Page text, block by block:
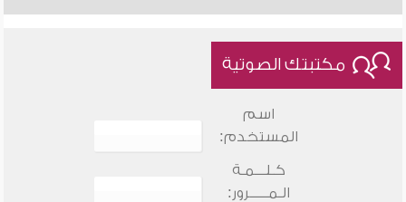
مكتبتك الصوتية
اسم
المستخدم:
كـلـــمـة
الـمـــــرور: